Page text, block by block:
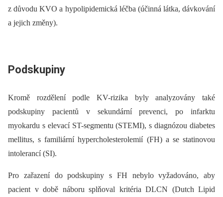
z důvodu KVO a hypolipidemická léčba (účinná látka, dávkování
a jejich změny).
Podskupiny
Kromě rozdělení podle KV-rizika byly analyzovány také
podskupiny pacientů v sekundární prevenci, po infarktu
myokardu s elevací ST-segmentu (STEMI), s diagnózou diabetes
mellitus, s familiární hypercholesterolemií (FH) a se statinovou
intolerancí (SI).
Pro zařazení do podskupiny s FH nebylo vyžadováno, aby
pacient v době náboru splňoval kritéria DLCN (Dutch Lipid